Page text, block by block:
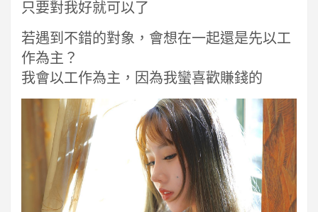
只要對我好就可以了
若遇到不錯的對象，會想在一起還是先以工
作為主？
我會以工作為主，因為我蠻喜歡賺錢的